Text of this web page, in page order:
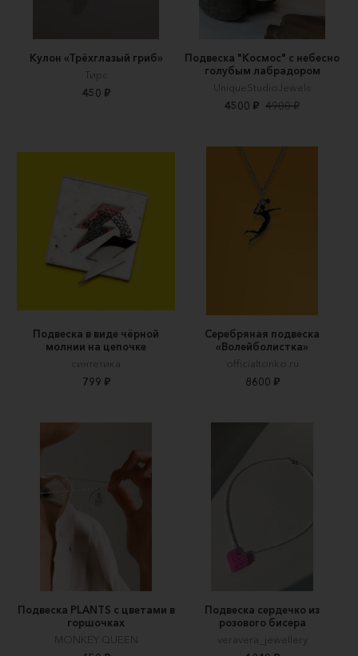
Кулон «Трёхглазый гриб»
Тирс
450 ₽
Подвеска "Космос" с небесно
голубым лабрадором
UniqueStudioJewels
4500 ₽ 4900 ₽
Подвеска в виде чёрной
молнии на цепочке
синтетика
799 ₽
Серебряная подвеска
«Волейболистка»
officialtonko.ru
8600 ₽
Подвеска PLANTS с цветами в
горшочках
MONKEY QUEEN
Подвеска сердечко из
розового бисера
veravera_jewellery